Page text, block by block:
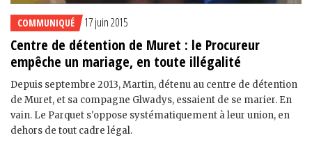
COMMUNIQUÉ 17 juin 2015
Centre de détention de Muret : le Procureur
empêche un mariage, en toute illégalité
Depuis septembre 2013, Martin, détenu au centre de détention
de Muret, et sa compagne Glwadys, essaient de se marier. En
vain. Le Parquet s'oppose systématiquement à leur union, en
dehors de tout cadre légal.